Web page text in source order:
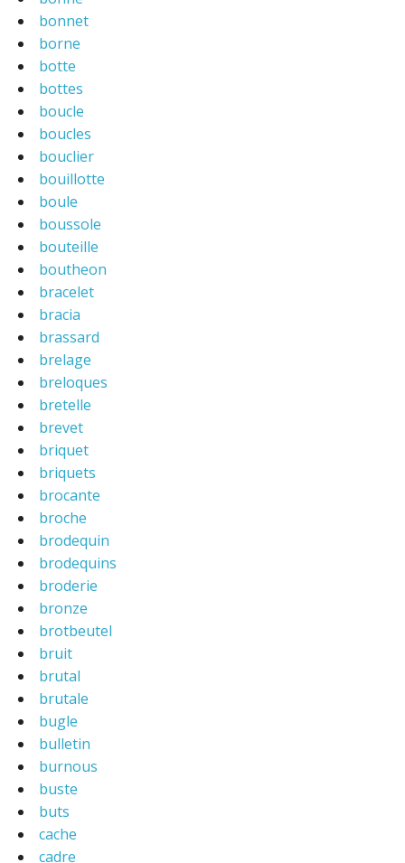
bonnet
borne
botte
bottes
boucle
boucles
bouclier
bouillotte
boule
boussole
bouteille
boutheon
bracelet
bracia
brassard
brelage
breloques
bretelle
brevet
briquet
briquets
brocante
broche
brodequin
brodequins
broderie
bronze
brotbeutel
bruit
brutal
brutale
bugle
bulletin
burnous
buste
buts
cache
cadre